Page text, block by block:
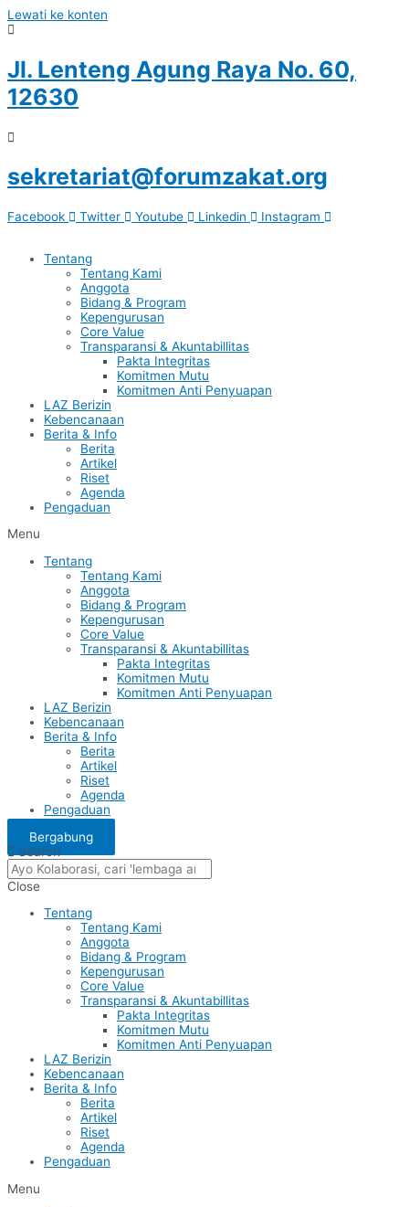
Lewati ke konten
Jl. Lenteng Agung Raya No. 60,
12630
sekretariat@forumzakat.org
Facebook Twitter Youtube Linkedin Instagram
Tentang
Tentang Kami
Anggota
Bidang & Program
Kepengurusan
Core Value
Transparansi & Akuntabillitas
Pakta Integritas
Komitmen Mutu
Komitmen Anti Penyuapan
LAZ Berizin
Kebencanaan
Berita & Info
Berita
Artikel
Riset
Agenda
Pengaduan
Menu
Tentang
Tentang Kami
Anggota
Bidang & Program
Kepengurusan
Core Value
Transparansi & Akuntabillitas
Pakta Integritas
Komitmen Mutu
Komitmen Anti Penyuapan
LAZ Berizin
Kebencanaan
Berita & Info
Berita
Artikel
Riset
Agenda
Pengaduan
Bergabung
Search
Close
Tentang
Tentang Kami
Anggota
Bidang & Program
Kepengurusan
Core Value
Transparansi & Akuntabillitas
Pakta Integritas
Komitmen Mutu
Komitmen Anti Penyuapan
LAZ Berizin
Kebencanaan
Berita & Info
Berita
Artikel
Riset
Agenda
Pengaduan
Menu